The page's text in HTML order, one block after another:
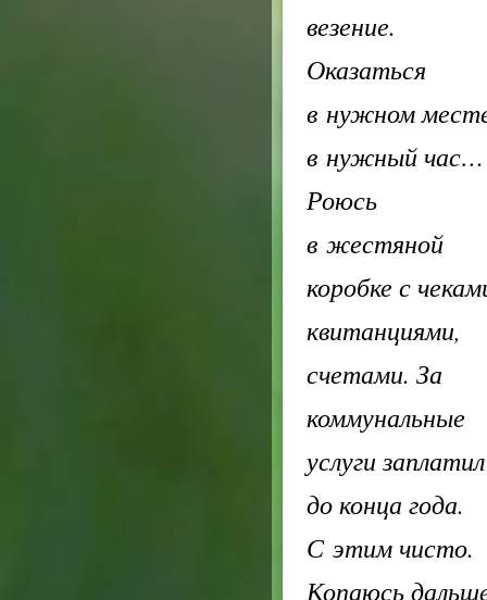
везение.
Оказаться
в нужном
в нужный час…
Роюсь
в жестяной
коробке с
квитанциями,
счетами. За
коммунальные
услуги заплатил
до конца года.
С этим чисто.
Копаюсь